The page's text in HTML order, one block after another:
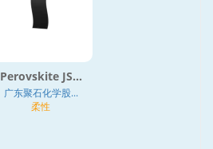
Perovskite JS...
广东聚石化学股...
柔性